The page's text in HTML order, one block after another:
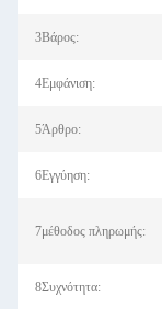
3Βάρος:
4Εμφάνιση:
5Άρθρο:
6Εγγύηση:
7μέθοδος πληρωμής:
8Συχνότητα: